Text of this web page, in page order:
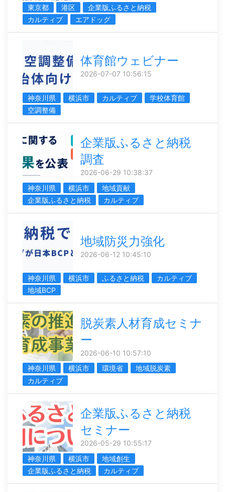
東京都 港区
企業版ふるさと納税
カルティブ
エアドッグ
体育館ウェビナー
2026-07-07 10:56:15
神奈川県 横浜市 カルティブ
学校体育館
空調整備
企業版ふるさと納税
調査
2026-06-29 10:38:37
神奈川県
横浜市
地域貢献
企業版ふるさと納税
カルティブ
地域防災力強化
2026-06-12 10:45:10
神奈川県 横浜市 ふるさと納税
カルティブ
地域BCP
脱炭素人材育成セミナ
ー
2026-06-10 10:57:10
神奈川県
横浜市 環境省
地域脱炭素
カルティブ
企業版ふるさと納税
セミナー
2026-05-29 10:55:17
神奈川県
横浜市
地域創生
企業版ふるさと納税
カルティブ